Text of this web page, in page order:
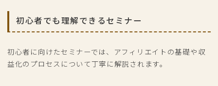
初心者でも理解できるセミナー
初心者に向けたセミナーでは、アフィリエイトの基礎や収
益化のプロセスについて丁寧に解説されます。